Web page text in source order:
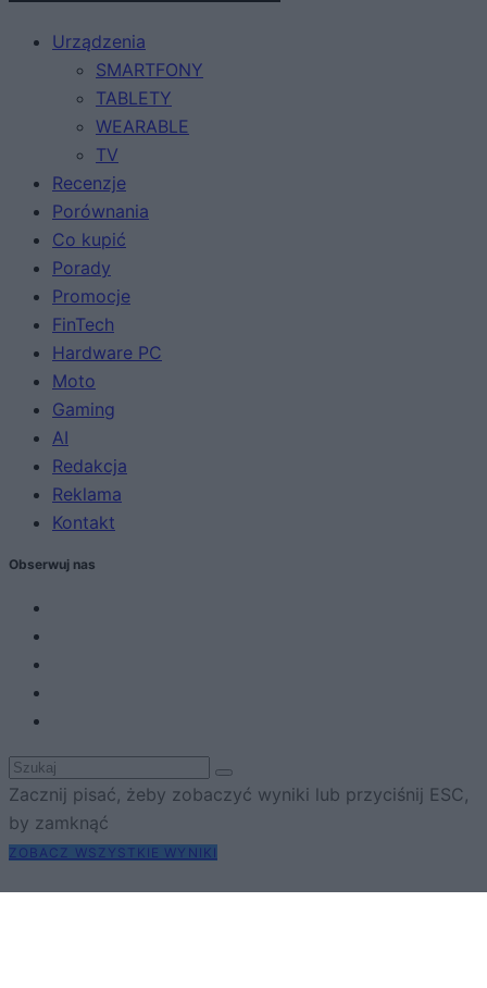
Urządzenia
SMARTFONY
TABLETY
WEARABLE
TV
Recenzje
Porównania
Co kupić
Porady
Promocje
FinTech
Hardware PC
Moto
Gaming
AI
Redakcja
Reklama
Kontakt
Obserwuj nas
Zacznij pisać, żeby zobaczyć wyniki lub przyciśnij ESC,
by zamknąć
ZOBACZ WSZYSTKIE WYNIKI